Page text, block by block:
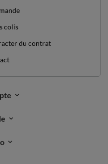
colis
du contrat